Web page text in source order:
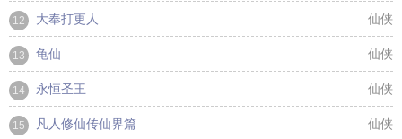
12 大奉打更人 仙侠
13 龟仙 仙侠
14 永恒圣王 仙侠
15 凡人修仙传仙界篇 仙侠